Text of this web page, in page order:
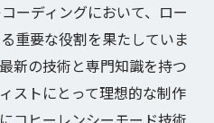
求するレコーディング
ジョンを具現化する技術
る未来のスタイル
ングが描く音楽の未来像
ーディングにおいて、ロー
重要な役割を果たしていま
新の技術と専門知識を持つ
ストにとって理想的な制作